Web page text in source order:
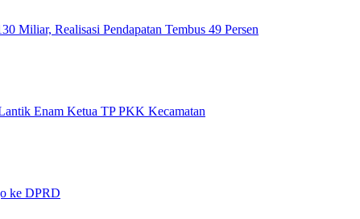
Miliar, Realisasi Pendapatan Tembus 49 Persen
Enam Ketua TP PKK Kecamatan
ke DPRD